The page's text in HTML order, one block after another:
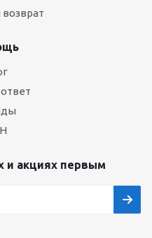
возврат
и акциях первым